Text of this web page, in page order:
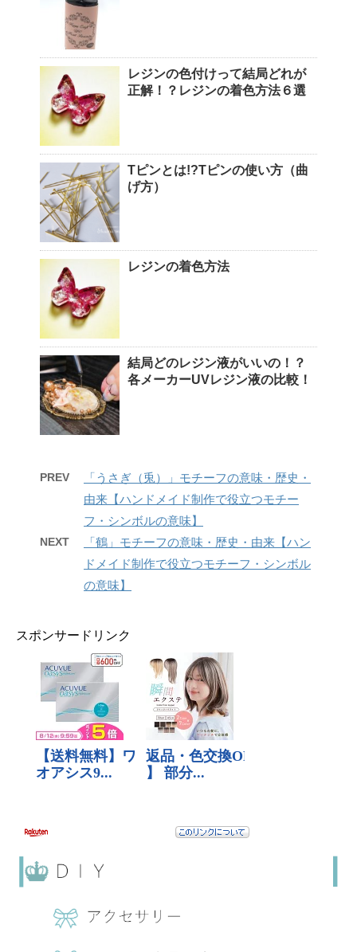
レジンの色付けって結局どれが
正解！？レジンの着色方法６選
Tピンとは!?Tピンの使い方（曲
げ方）
レジンの着色方法
結局どのレジン液がいいの！？
各メーカーUVレジン液の比較！
PREV
「うさぎ（兎）」モチーフの意味・歴史・
由来【ハンドメイド制作で役立つモチー
フ・シンボルの意味】
NEXT
「鶴」モチーフの意味・歴史・由来【ハン
ドメイド制作で役立つモチーフ・シンボル
の意味】
スポンサードリンク